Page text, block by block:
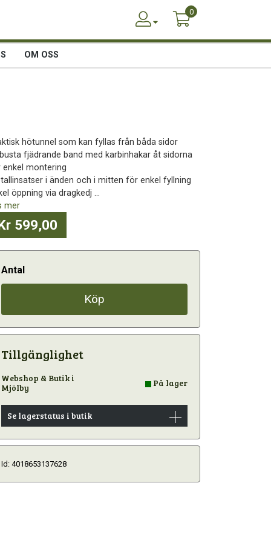
0
OM OSS
hötunnel som kan fyllas från båda sidor
fjädrande band med karbinhakar åt sidorna
montering
i änden och i mitten för enkel fyllning
öppning via dragkedj ...
mer
599,00
Antal
Köp
Tillgänglighet
Webshop & Butik i
Mjölby
På lager
Se lagerstatus i butik
Id: 4018653137628